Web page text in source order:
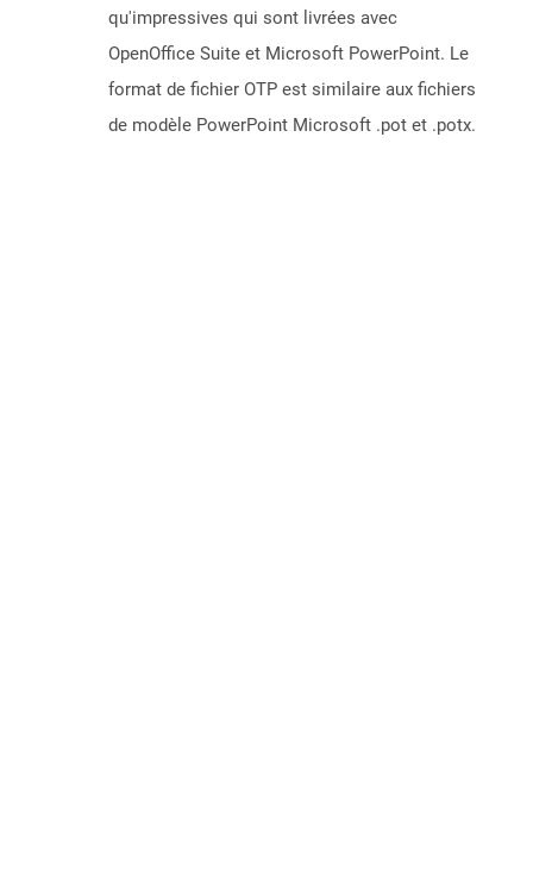
qu'impressives qui sont livrées avec
OpenOffice Suite et Microsoft PowerPoint. Le
format de fichier OTP est similaire aux fichiers
de modèle PowerPoint Microsoft .pot et .potx.